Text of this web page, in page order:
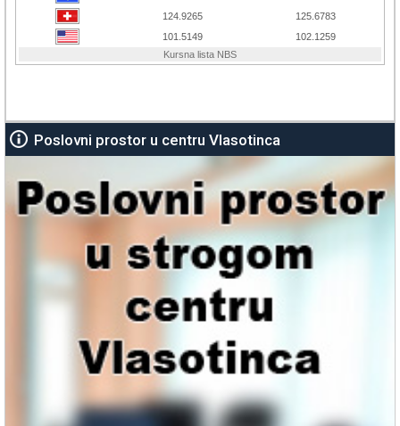
Poslovni prostor u centru Vlasotinca